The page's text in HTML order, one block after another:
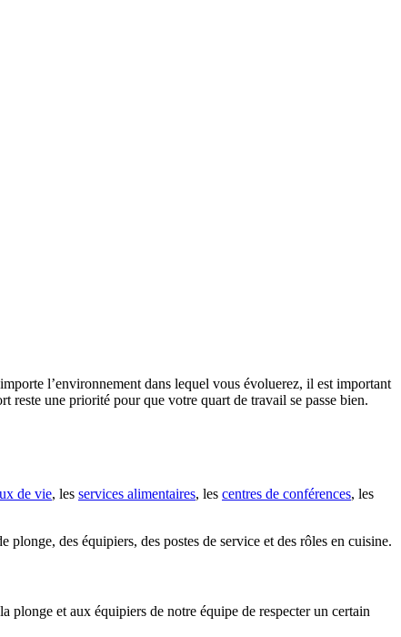
l’environnement dans lequel vous évoluerez, il est important
reste une priorité pour que votre quart de travail se passe bien.
de vie, les services alimentaires, les centres de conférences, les
des équipiers, des postes de service et des rôles en cuisine.
plonge et aux équipiers de notre équipe de respecter un certain